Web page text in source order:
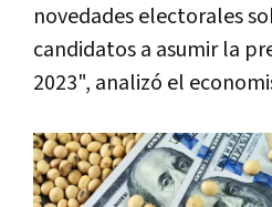
novedades electorales
candidatos a asumir la
2023", analizó el